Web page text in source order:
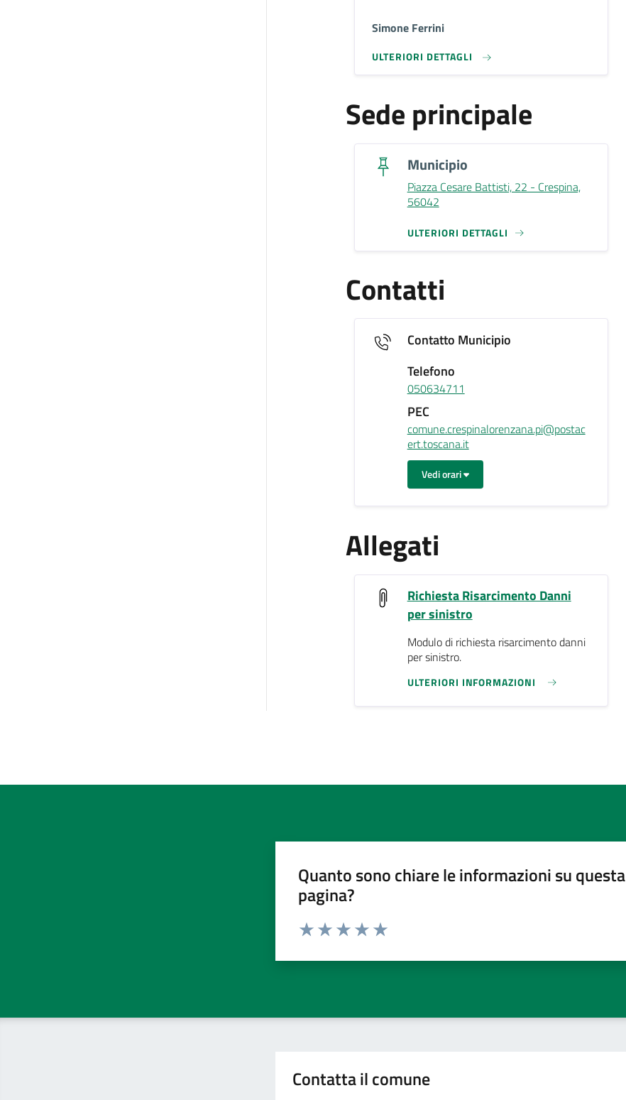
Simone Ferrini
ULTERIORI DETTAGLI
Sede principale
Municipio
Piazza Cesare Battisti, 22 - Crespina,
56042
ULTERIORI DETTAGLI
Contatti
Contatto Municipio
Telefono
050634711
PEC
comune.crespinalorenzana.pi@postac
ert.toscana.it
Vedi orari
Allegati
Richiesta Risarcimento Danni
per sinistro
Modulo di richiesta risarcimento danni
per sinistro.
ULTERIORI INFORMAZIONI
Quanto sono chiare le informazioni su questa
pagina?
Valuta da 1 a 5 stelle la pagina
Contatta il comune